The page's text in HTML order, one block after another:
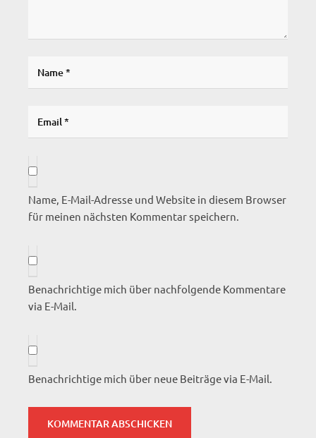
Name, E-Mail-Adresse und Website in diesem Browser
für meinen nächsten Kommentar speichern.
Benachrichtige mich über nachfolgende Kommentare
via E-Mail.
Benachrichtige mich über neue Beiträge via E-Mail.